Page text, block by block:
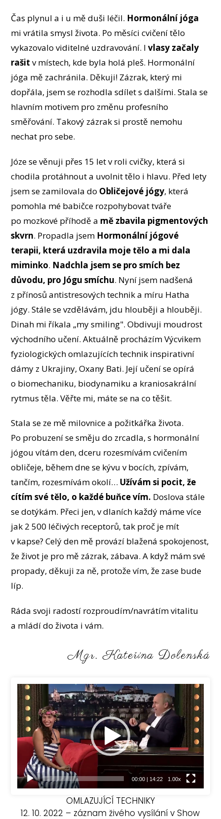
Čas plynul a i u mě duši léčil. Hormonální jóga
mi vrátila smysl života. Po měsíci cvičení tělo
vykazovalo viditelné uzdravování. Ivlasy začaly
rašit v místech, kde byla holá pleš. Hormonální
jóga mě zachránila. Děkuji! Zázrak, který mi
dopřála, jsem se rozhodla sdílet s dalšími. Stala se
hlavním motivem pro změnu profesního
směřování. Takový zázrak si prostě nemohu
nechat pro sebe.
Józe se věnuji přes 15 let v roli cvičky, která si
chodila protáhnout a uvolnit tělo i hlavu. Před lety
jsem se zamilovala do Obličejové jógy, která
pomohla mé babičce rozpohybovat tváře
po mozkové příhodě a mě zbavila pigmentových
skvrn. Propadla jsem Hormonální jógové
terapii, která uzdravila moje tělo a mi dala
miminko. Nadchla jsem se pro smích bez
důvodu, pro Jógu smíchu. Nyní jsem nadšená
z přínosů antistresových technik a míru Hatha
jógy. Stále se vzdělávám, jdu hlouběji a hlouběji.
Dinah mi říkala „my smiling". Obdivuji moudrost
východního učení. Aktuálně procházím Výcvikem
fyziologických omlazujících technik inspirativní
dámy z Ukrajiny, Oxany Bati. Její učení se opírá
o biomechaniku, biodynamiku a kraniosakrální
rytmus těla. Věřte mi, máte se na co těšit.
Stala se ze mě milovnice a požitkářka života.
Po probuzení se směju do zrcadla, s hormonální
jógou vítám den, dceru rozesmívám cvičením
obličeje, během dne se kývu v bocích, zpívám,
tančím, rozesmívám okolí… Užívám si pocit, že
cítím své tělo, o každé buňce vím. Doslova stále
se dotýkám. Přeci jen, v dlaních každý máme více
jak 2 500 léčivých receptorů, tak proč je mít
v kapse? Celý den mě provází blažená spokojenost,
že život je pro mě zázrak, zábava. A když mám své
propady, děkuji za ně, protože vím, že zase bude
líp.
Ráda svoji radostí rozproudím/navrátím vitalitu
a mládí do života i vám.
Mgr. Kateřina Dolenská
Video
přehrávač
00:00| 14:22 1.00x
OMLAZUJÍCÍ TECHNIKY
12. 10. 2022 – záznam živého vysílání v Show